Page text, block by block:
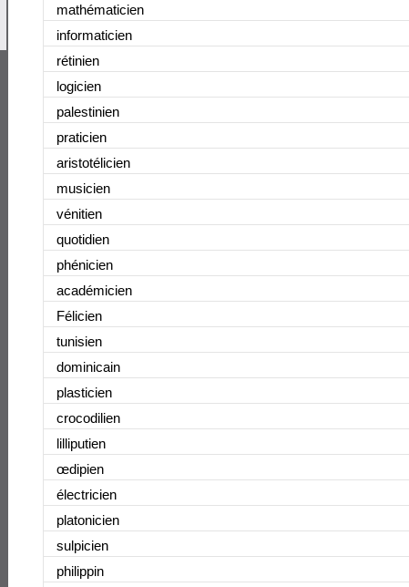
mathématicien
informaticien
rétinien
logicien
palestinien
praticien
aristotélicien
musicien
vénitien
quotidien
phénicien
académicien
Félicien
tunisien
dominicain
plasticien
crocodilien
lilliputien
œdipien
électricien
platonicien
sulpicien
philippin